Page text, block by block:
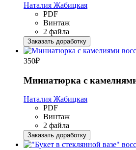
Наталия Жабицкая
PDF
Винтаж
2 файла
Заказать доработку
350₽
Миниатюрка с
Наталия Жабицкая
PDF
Винтаж
2 файла
Заказать доработку